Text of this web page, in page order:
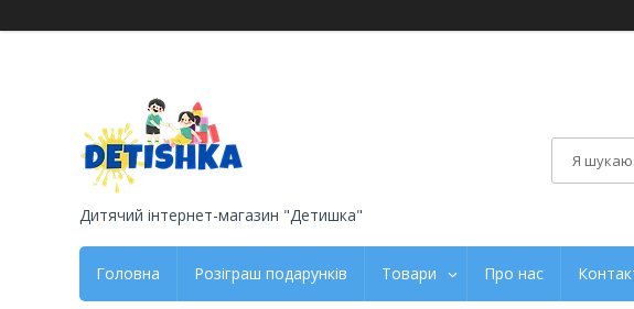
Дитячий інтернет-магазин "Детишка"
Головна Розіграш подарунків Товари Про нас